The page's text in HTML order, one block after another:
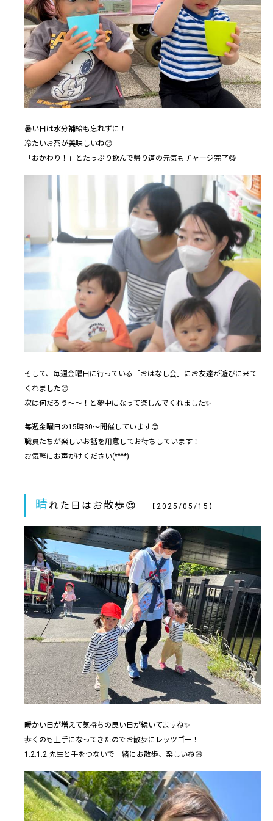
暑い日は水分補給も忘れずに！
冷たいお茶が美味しいね😊
「おかわり！」とたっぷり飲んで帰り道の元気もチャージ完了😋
そして、毎週金曜日に行っている「おはなし会」にお友達が遊びに来て
くれました😊
次は何だろう～～！と夢中になって楽しんでくれました✨
毎週金曜日の15時30～開催しています😊
職員たちが楽しいお話を用意してお待ちしています！
お気軽にお声がけください(*^^*)
晴れた日はお散歩😍 【2025/05/15】
暖かい日が増えて気持ちの良い日が続いてますね✨
歩くのも上手になってきたのでお散歩にレッツゴー！
1.2.1.2.先生と手をつないで一緒にお散歩、楽しいね😄